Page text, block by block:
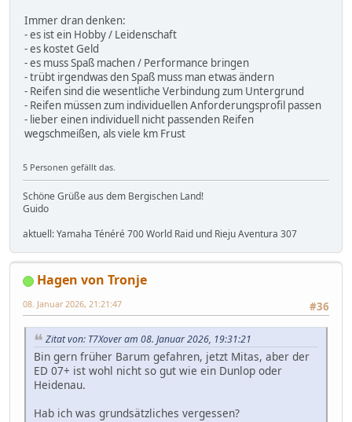
Immer dran denken:
- es ist ein Hobby / Leidenschaft
- es kostet Geld
- es muss Spaß machen / Performance bringen
- trübt irgendwas den Spaß muss man etwas ändern
- Reifen sind die wesentliche Verbindung zum Untergrund
- Reifen müssen zum individuellen Anforderungsprofil passen
- lieber einen individuell nicht passenden Reifen
wegschmeißen, als viele km Frust
5 Personen gefällt das.
Schöne Grüße aus dem Bergischen Land!
Guido
aktuell: Yamaha Ténéré 700 World Raid und Rieju Aventura 307
Hagen von Tronje
#36
08. Januar 2026, 21:21:47
Zitat von: T7Xover am 08. Januar 2026, 19:31:21
Bin gern früher Barum gefahren, jetzt Mitas, aber der
ED 07+ ist wohl nicht so gut wie ein Dunlop oder
Heidenau.
Hab ich was grundsätzliches vergessen?